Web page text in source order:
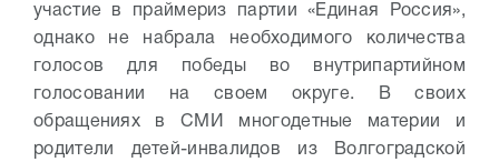
участие в праймериз партии «Единая Россия»,
однако не набрала необходимого количества
голосов для победы во внутрипартийном
голосовании на своем округе. В своих
обращениях в СМИ многодетные материи и
родители детей-инвалидов из Волгоградской